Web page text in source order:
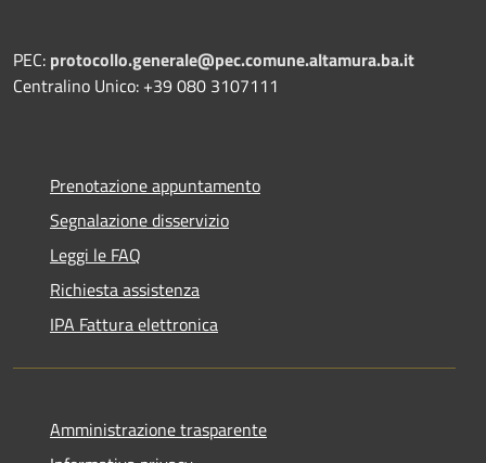
PEC: protocollo.generale@pec.comune.altamura.ba.it
Centralino Unico: +39 080 3107111
Prenotazione appuntamento
Segnalazione disservizio
Leggi le FAQ
Richiesta assistenza
IPA Fattura elettronica
Amministrazione trasparente